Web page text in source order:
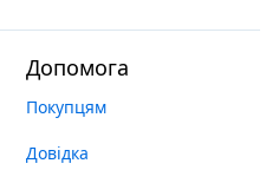
Допомога
Покупцям
Довідка